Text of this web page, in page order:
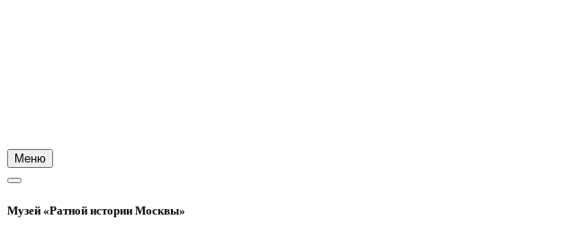
Меню
Музей «Ратной истории Москвы»